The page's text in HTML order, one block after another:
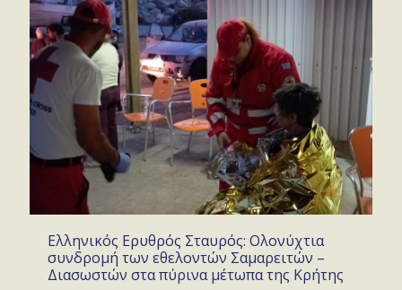
Ελληνικός Ερυθρός Σταυρός: Ολονύχτια
συνδρομή των εθελοντών Σαμαρειτών –
Διασωστών στα πύρινα μέτωπα της Κρήτης